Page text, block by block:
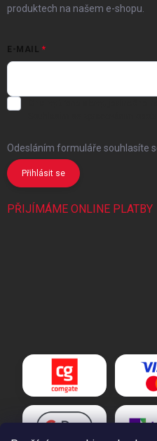
produktech na našem e-shopu.
E-MAIL
Odesláním formuláře souhlasíte
Přihlásit se
PŘIJÍMÁME ONLINE PLATBY